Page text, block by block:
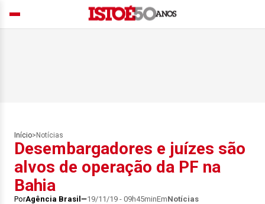
Início> Notícias
Desembargadores e juízes são
alvos de operação da PF na
Bahia
PorAgência Brasil 19/11/19 - 09h45minEmNotícias